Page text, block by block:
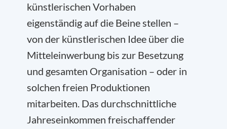
künstlerischen Vorhaben
eigenständig auf die Beine stellen –
von der künstlerischen Idee über die
Mitteleinwerbung bis zur Besetzung
und gesamten Organisation – oder in
solchen freien Produktionen
mitarbeiten. Das durchschnittliche
Jahreseinkommen freischaffender